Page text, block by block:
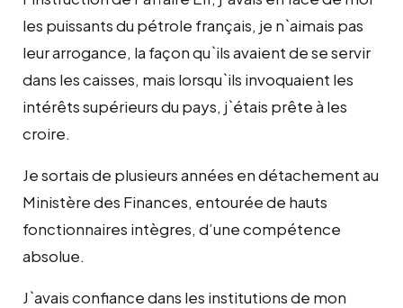
les puissants du pétrole français, je n`aimais pas
leur arrogance, la façon qu`ils avaient de se servir
dans les caisses, mais lorsqu`ils invoquaient les
intérêts supérieurs du pays, j`étais prête à les
croire.
Je sortais de plusieurs années en détachement au
Ministère des Finances, entourée de hauts
fonctionnaires intègres, d’une compétence
absolue.
J`avais confiance dans les institutions de mon